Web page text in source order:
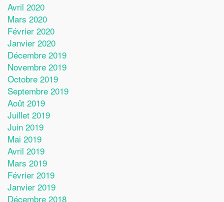
Avril 2020
Mars 2020
Février 2020
Janvier 2020
Décembre 2019
Novembre 2019
Octobre 2019
Septembre 2019
Août 2019
Juillet 2019
Juin 2019
Mai 2019
Avril 2019
Mars 2019
Février 2019
Janvier 2019
Décembre 2018